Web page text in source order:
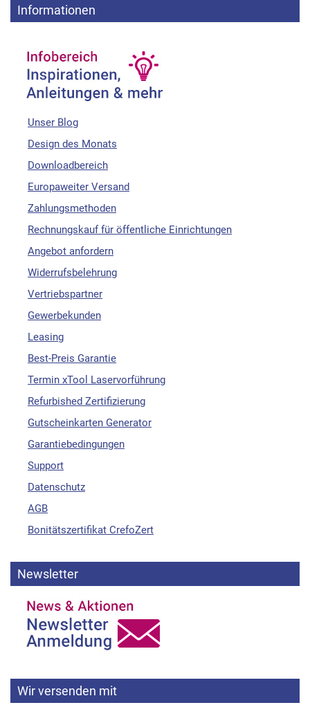
Informationen
Unser Blog
Design des Monats
Downloadbereich
Europaweiter Versand
Zahlungsmethoden
Rechnungskauf für öffentliche Einrichtungen
Angebot anfordern
Widerrufsbelehrung
Vertriebspartner
Gewerbekunden
Leasing
Best-Preis Garantie
Termin xTool Laservorführung
Refurbished Zertifizierung
Gutscheinkarten Generator
Garantiebedingungen
Support
Datenschutz
AGB
Bonitätszertifikat CrefoZert
Newsletter
Wir versenden mit